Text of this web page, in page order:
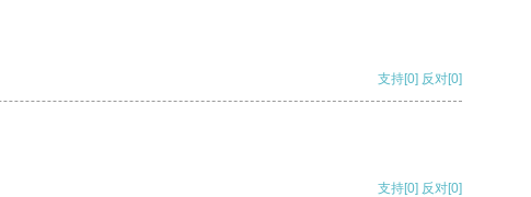
支持[0] 反对[0]
支持[0] 反对[0]